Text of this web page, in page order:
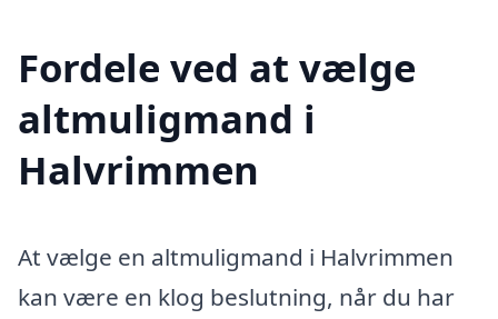
Fordele ved at vælge
altmuligmand i
Halvrimmen
At vælge en altmuligmand i Halvrimmen
kan være en klog beslutning, når du har